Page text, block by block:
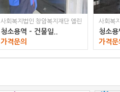
사회복지법인 창암복지재단 엘린
청소용역 - 건물일..
가격문의
사회복
청소
가격문